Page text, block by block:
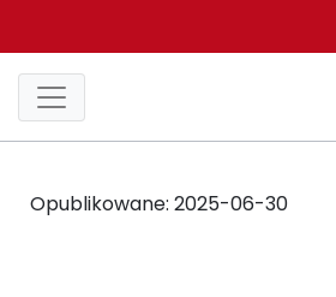
Opublikowane: 2025-06-30